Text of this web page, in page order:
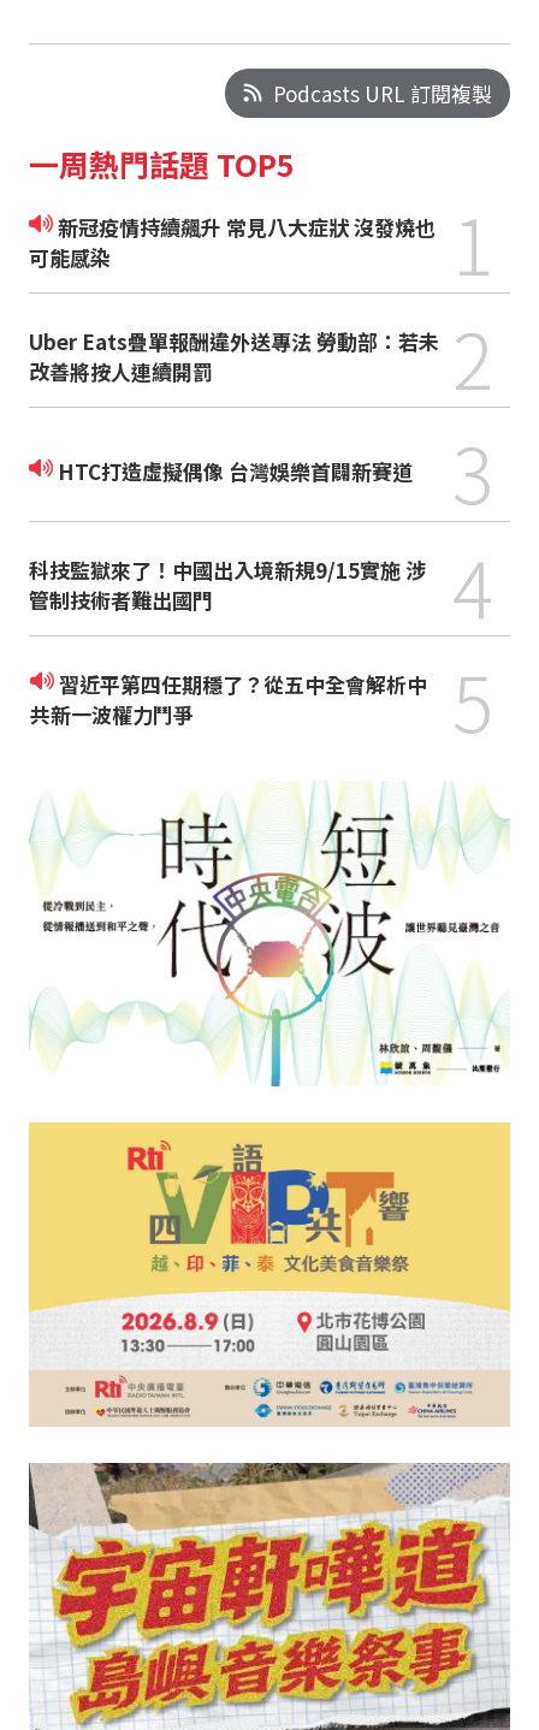
Podcasts URL 訂閱複製
一周熱門話題 TOP5
新冠疫情持續飆升 常見八大症狀 沒發燒也
可能感染
1
Uber Eats疊單報酬違外送專法 勞動部：若未
改善將按人連續開罰
2
HTC打造虛擬偶像 台灣娛樂首闢新賽道 3
科技監獄來了！中國出入境新規9/15實施 涉
管制技術者難出國門
4
習近平第四任期穩了？從五中全會解析中
共新一波權力鬥爭
5